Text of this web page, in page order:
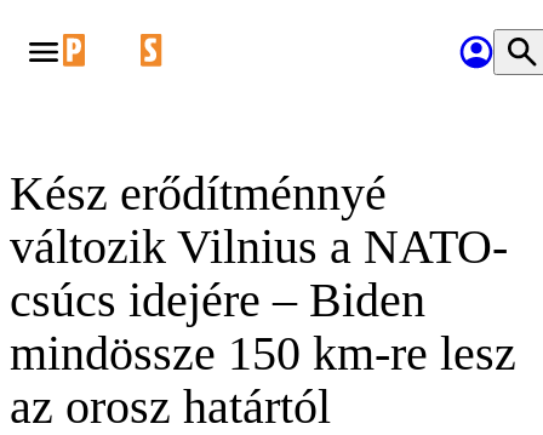
Kész erődítménnyé
változik Vilnius a NATO-
csúcs idejére – Biden
mindössze 150 km-re lesz
az orosz határtól